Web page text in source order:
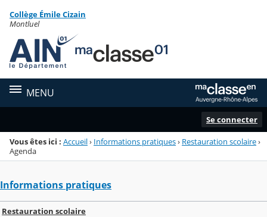
Menu de la rubrique
Contenu
Collège Émile Cizain
Montluel
MENU
Se connecter
Vous êtes ici : Accueil› Informations pratiques› Restauration scolaire›
Agenda
Informations pratiques
Restauration scolaire